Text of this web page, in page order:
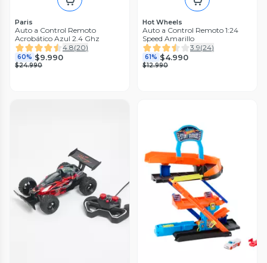
Paris
Auto a Control Remoto
Acrobático Azul 2.4 Ghz
4.8(20)
60% $9.990
$24.990
Hot Wheels
Auto a Control Remoto 1:24
Speed Amarillo
3.9(24)
61% $4.990
$12.990